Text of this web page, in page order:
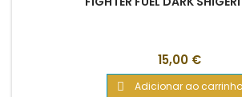
Preço
15,00 €
 Adicionar ao carrinho